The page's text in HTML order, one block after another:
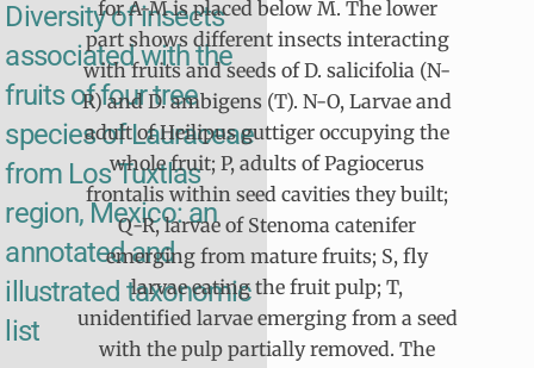
Diversity of insects
associated with the
fruits of four tree
species of Lauraceae
from Los Tuxtlas
region, Mexico: an
annotated and
illustrated taxonomic
list
for A-M is placed below M. The lower
part shows different insects interacting
with fruits and seeds of D. salicifolia (N-
R) and D. ambigens (T). N-O, Larvae and
adult of Heilipus guttiger occupying the
whole fruit; P, adults of Pagiocerus
frontalis within seed cavities they built;
Q-R, larvae of Stenoma catenifer
emerging from mature fruits; S, fly
larvae eating the fruit pulp; T,
unidentified larvae emerging from a seed
with the pulp partially removed. The